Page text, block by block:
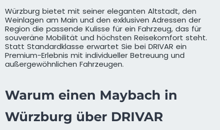
Würzburg bietet mit seiner eleganten Altstadt, den
Weinlagen am Main und den exklusiven Adressen der
Region die passende Kulisse für ein Fahrzeug, das für
souveräne Mobilität und höchsten Reisekomfort steht.
Statt Standardklasse erwartet Sie bei DRIVAR ein
Premium-Erlebnis mit individueller Betreuung und
außergewöhnlichen Fahrzeugen.
Warum einen Maybach in
Würzburg über DRIVAR